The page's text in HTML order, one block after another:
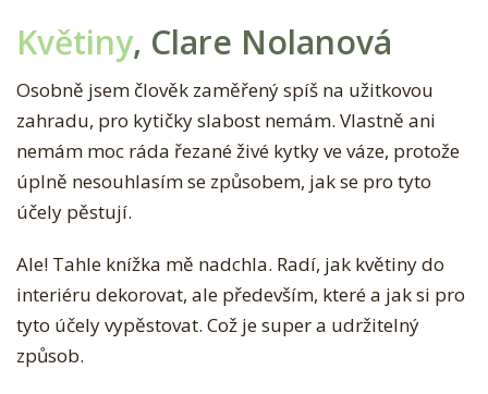
Květiny, Clare Nolanová
Osobně jsem člověk zaměřený spíš na užitkovou
zahradu, pro kytičky slabost nemám. Vlastně ani
nemám moc ráda řezané živé kytky ve váze, protože
úplně nesouhlasím se způsobem, jak se pro tyto
účely pěstují.
Ale! Tahle knížka mě nadchla. Radí, jak květiny do
interiéru dekorovat, ale především, které a jak si pro
tyto účely vypěstovat. Což je super a udržitelný
způsob.